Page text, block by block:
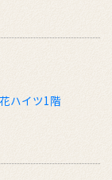
ハイツ1階